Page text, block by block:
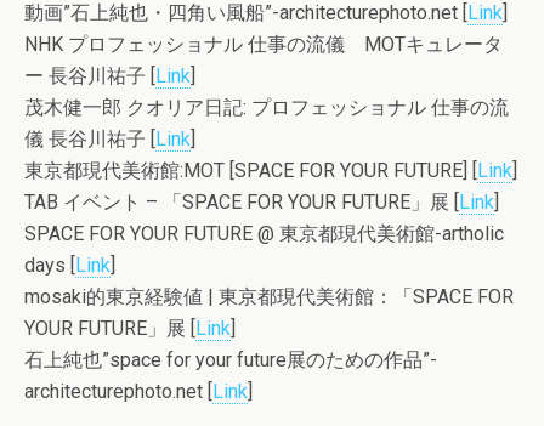
動画”石上純也・四角い風船”-architecturephoto.net [Link]
NHK プロフェッショナル 仕事の流儀 MOTキュレータ
ー 長谷川祐子 [Link]
茂木健一郎 クオリア日記: プロフェッショナル 仕事の流
儀 長谷川祐子 [Link]
東京都現代美術館:MOT [SPACE FOR YOUR FUTURE] [Link]
TAB イベント – 「SPACE FOR YOUR FUTURE」展 [Link]
SPACE FOR YOUR FUTURE @ 東京都現代美術館-artholic
days [Link]
mosaki的東京経験値 | 東京都現代美術館：「SPACE FOR
YOUR FUTURE」展 [Link]
石上純也”space for your future展のための作品”-
architecturephoto.net [Link]